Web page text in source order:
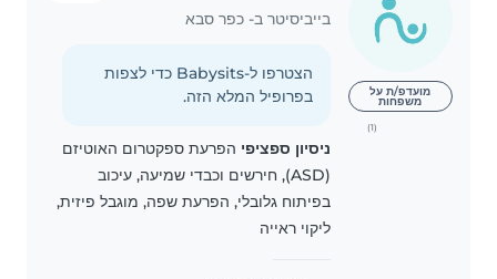
מועדפ/ת על
משפחות
(1)
בייביסיטר ב- כפר סבא
הצטרפו ל-Babysits כדי לצפות
בפרופיל המלא הזה.
ניסיון ספציפי הפרעת ספקטרום האוטיזם
(ASD), חירשים וכבדי שמיעה, עיכוב
בפיתוח גלובלי, הפרעת שפה, מוגבל פיזית,
ליקוי ראייה